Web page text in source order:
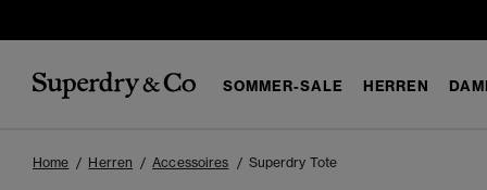
SOMMER-SALE HERREN
Home Herren Accessoires Superdry Tote